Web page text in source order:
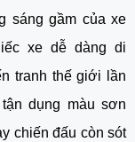
sáng gầm của xe
xe dễ dàng di
tranh thế giới lần
dụng màu sơn
chiến đấu còn sót